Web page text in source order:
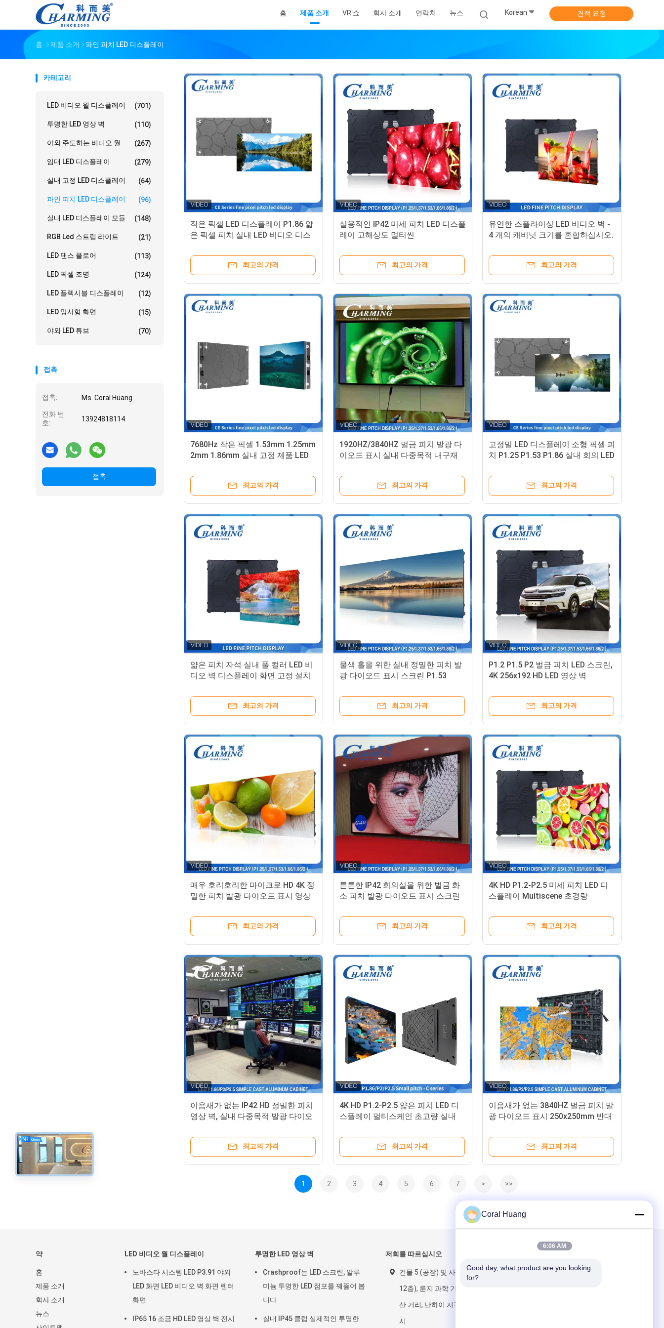
홈 제품 소개 VR 쇼 회사 소개 연락처 뉴스 Korean 견적 요청
홈 제품 소개 파인 피치 LED 디스플레이
카테고리
LED 비디오 월 디스플레이 (701)
투명한 LED 영상 벽 (110)
야외 주도하는 비디오 월 (267)
임대 LED 디스플레이 (279)
실내 고정 LED 디스플레이 (64)
파인 피치 LED 디스플레이 (96)
실내 LED 디스플레이 모듈 (148)
RGB Led 스트립 라이트 (21)
LED 댄스 플로어 (113)
LED 픽셀 조명 (124)
LED 플렉시블 디스플레이 (12)
LED 망사형 화면 (15)
야외 LED 튜브 (70)
접촉
접촉: Ms. Coral Huang
전화 번
호:
13924818114
접촉
작은 픽셀 LED 디스플레이 P1.86 얇
은 픽셀 피치 실내 LED 비디오 디스
최고의 가격
실용적인 IP42 미세 피치 LED 디스플
레이 고해상도 멀티씬
최고의 가격
유연한 스플라이싱 LED 비디오 벽 -
4 개의 캐비닛 크기를 혼합하십시오.
보수
최고의 가격
7680Hz 작은 픽셀 1.53mm 1.25mm
2mm 1.86mm 실내 고정 제품 LED
최고의 가격
1920HZ/3840HZ 벌금 피치 발광 다
이오드 표시 실내 다중목적 내구재
최고의 가격
고정밀 LED 디스플레이 소형 픽셀 피
치 P1.25 P1.53 P1.86 실내 회의 LED
최고의 가격
얇은 피치 자석 실내 풀 컬러 LED 비
디오 벽 디스플레이 화면 고정 설치
최고의 가격
물색 홀을 위한 실내 정밀한 피치 발
광 다이오드 표시 스크린 P1.53
최고의 가격
P1.2 P1.5 P2 벌금 피치 LED 스크린,
4K 256x192 HD LED 영상 벽
최고의 가격
매우 호리호리한 마이크로 HD 4K 정
밀한 피치 발광 다이오드 표시 영상
최고의 가격
튼튼한 IP42 회의실을 위한 벌금 화
소 피치 발광 다이오드 표시 스크린
최고의 가격
4K HD P1.2-P2.5 미세 피치 LED 디
스플레이 Multiscene 초경량
최고의 가격
이음새가 없는 IP42 HD 정밀한 피치
영상 벽, 실내 다중목적 발광 다이오
최고의 가격
4K HD P1.2-P2.5 얇은 피치 LED 디
스플레이 멀티스케인 초고량 실내
최고의 가격
이음새가 없는 3840HZ 벌금 피치 발
광 다이오드 표시 250x250mm 반대
최고의 가격
1 2 3 4 5 6 7 > >>
약
홈
제품 소개
회사 소개
뉴스
LED 비디오 월 디스플레이
노바스타 시스템 LED P3.91 야외
LED 화면 LED 비디오 벽 화면 렌터
화면
IP65 16 조금 HD LED 영상 벽 전시
투명한 LED 영상 벽
Crashproof는 LED 스크린, 알루
미늄 투명한 LED 점포를 꿰뚫어 봅
니다
실내 IP45 클럽 실제적인 투명한
저희를 따르십시오
건물 5 (공장) 및 사무실 4 (11-
12층), 룬지 과학 기술 공원, 산
산 거리, 난하이 지구, 포산 도
시
Coral Huang
6:06 AM
Good day, what product are you looking
for?